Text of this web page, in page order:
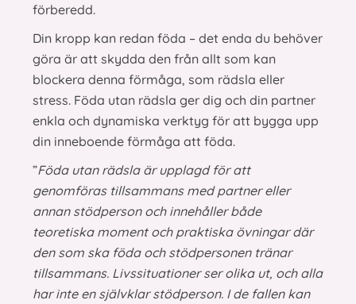
förberedd.
Din kropp kan redan föda – det enda du behöver
göra är att skydda den från allt som kan
blockera denna förmåga, som rädsla eller
stress. Föda utan rädsla ger dig och din partner
enkla och dynamiska verktyg för att bygga upp
din inneboende förmåga att föda.
”Föda utan rädsla är upplagd för att
genomföras tillsammans med partner eller
annan stödperson och innehåller både
teoretiska moment och praktiska övningar där
den som ska föda och stödpersonen tränar
tillsammans. Livssituationer ser olika ut, och alla
har inte en självklar stödperson. I de fallen kan